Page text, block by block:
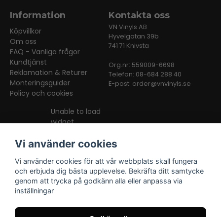
Information
Köpvillkor
Om oss
FAQ - Vanliga frågor
Kundtjänst
Reklamation & Returer
Monteringsguider
Policy och cookies
Kontakta oss
VN Vinyls AB
Hyvelgatan 39b
741 71 Knivsta
Org.nr: 559009-6698
Telefon: 08-684 288 40
E-post: order@vnvinyls.se
Unable to load
widget
Vi använder cookies
Vi använder cookies för att vår webbplats skall fungera
och erbjuda dig bästa upplevelse. Bekräfta ditt samtycke
genom att trycka på godkänn alla eller anpassa via
inställningar